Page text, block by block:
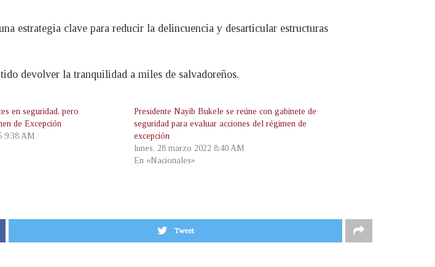
estrategia clave para reducir la delincuencia y desarticular estructuras
devolver la tranquilidad a miles de salvadoreños.
en seguridad, pero
de Excepción
9:38 AM
Presidente Nayib Bukele se reúne con gabinete de
seguridad para evaluar acciones del régimen de
excepción
lunes, 28 marzo 2022 8:40 AM
En «Nacionales»
Tweet